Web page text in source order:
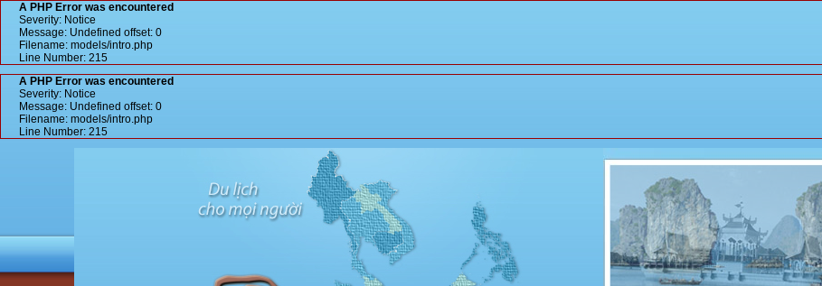
A PHP Error was encountered
Severity: Notice
Message: Undefined offset: 0
Filename: models/intro.php
Line Number: 215
A PHP Error was encountered
Severity: Notice
Message: Undefined offset: 0
Filename: models/intro.php
Line Number: 215